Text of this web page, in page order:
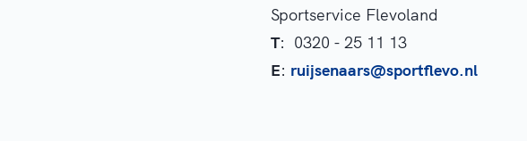
Sportservice Flevoland
T: 0320 - 25 11 13
E: ruijsenaars@sportflevo.nl